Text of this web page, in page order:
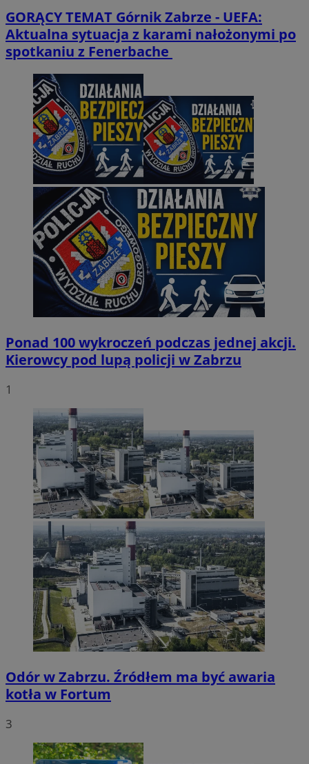
GORĄCY TEMAT Górnik Zabrze - UEFA:
Aktualna sytuacja z karami nałożonymi po
spotkaniu z Fenerbache
Ponad 100 wykroczeń podczas jednej akcji.
Kierowcy pod lupą policji w Zabrzu
1
Odór w Zabrzu. Źródłem ma być awaria
kotła w Fortum
3